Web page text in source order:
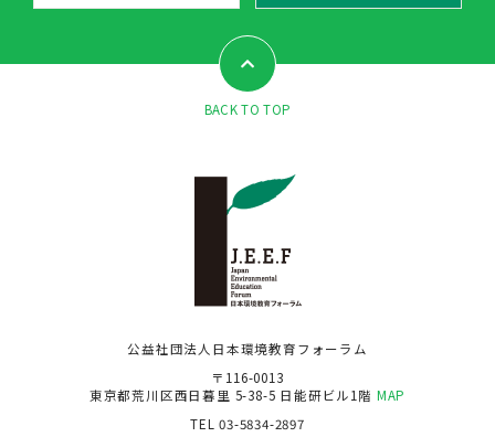
BACK TO TOP
公益社団法人日本環境教育フォーラム
〒116-0013
東京都荒川区西日暮里 5-38-5 日能研ビル1階 MAP
TEL 03-5834-2897